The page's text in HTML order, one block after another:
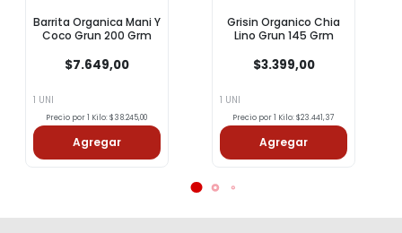
Barrita Organica Mani Y
Coco Grun 200 Grm
$7.649,00
1 UNI
Precio por 1 Kilo: $38.245,00
Agregar
Grisin Organico Chia
Lino Grun 145 Grm
$3.399,00
1 UNI
Precio por 1 Kilo: $23.441,37
Agregar